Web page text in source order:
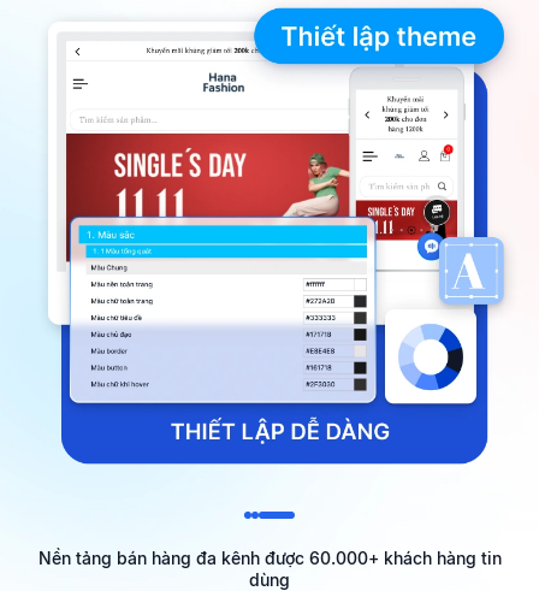
Nền tảng bán hàng đa kênh được 60.000+ khách hàng tin
dùng